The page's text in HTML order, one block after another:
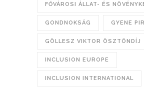
FŐVÁROSI ÁLLAT- ÉS
GONDNOKSÁG GYENE
GÖLLESZ VIKTOR ÖSZTÖNDÍJ
INCLUSION EUROPE
INCLUSION INTERNATIONAL